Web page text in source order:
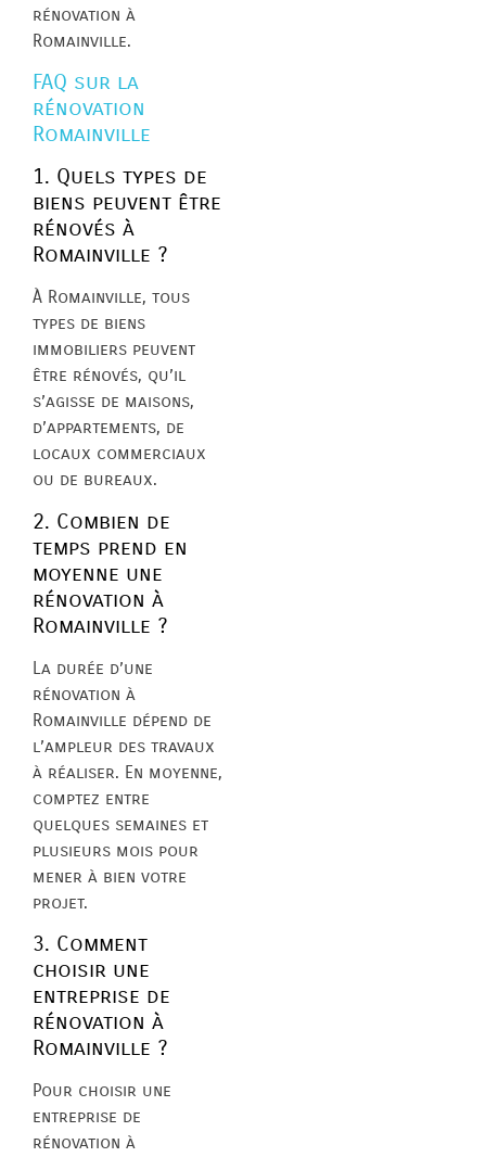
rénovation à
Romainville.
FAQ sur la
rénovation
Romainville
1. Quels types de
biens peuvent être
rénovés à
Romainville ?
À Romainville, tous
types de biens
immobiliers peuvent
être rénovés, qu’il
s’agisse de maisons,
d’appartements, de
locaux commerciaux
ou de bureaux.
2. Combien de
temps prend en
moyenne une
rénovation à
Romainville ?
La durée d’une
rénovation à
Romainville dépend de
l’ampleur des travaux
à réaliser. En moyenne,
comptez entre
quelques semaines et
plusieurs mois pour
mener à bien votre
projet.
3. Comment
choisir une
entreprise de
rénovation à
Romainville ?
Pour choisir une
entreprise de
rénovation à